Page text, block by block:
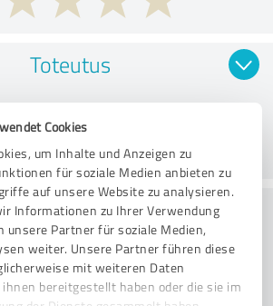
Cookies
um Inhalte und Anzeigen zu
für soziale Medien anbieten zu
auf unsere Website zu analysieren.
Informationen zu Ihrer Verwendung
unsere Partner für soziale Medien,
weiter. Unsere Partner führen diese
mit weiteren Daten
ihnen bereitgestellt haben oder die sie im
Toteutus
Konsultointi